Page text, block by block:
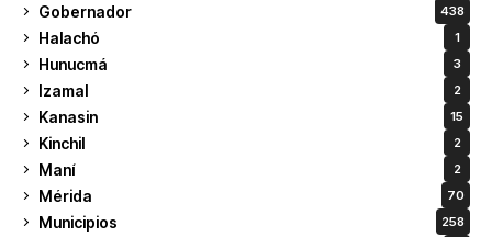
Gobernador 438
Halachó 1
Hunucmá 3
Izamal 2
Kanasin 15
Kinchil 2
Maní 2
Mérida 70
Municipios 258